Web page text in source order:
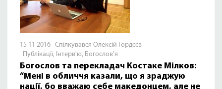
15 11 2016 Спілкувався Олексій Гордєєв
Публікації, Інтерв'ю, Богослов'я
Богослов та перекладач Костаке Мілков:
“Мені в обличчя казали, що я зраджую
нації, бо вважаю себе македонцем, але не